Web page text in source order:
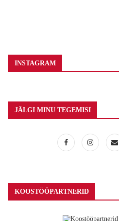
INSTAGRAM
JÄLGI MINU TEGEMISI
KOOSTÖÖPARTNERID